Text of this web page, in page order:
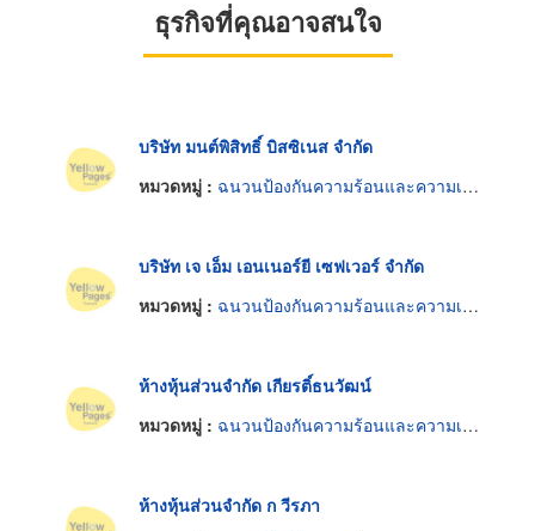
ธุรกิจที่คุณอาจสนใจ
บริษัท มนต์พิสิทธิ์ บิสซิเนส จำกัด
หมวดหมู่ : ฉนวนป้องกันความร้อนและความเย็น
บริษัท เจ เอ็ม เอนเนอร์ยี เซฟเวอร์ จำกัด
หมวดหมู่ : ฉนวนป้องกันความร้อนและความเย็น
ห้างหุ้นส่วนจำกัด เกียรติ์ธนวัฒน์
หมวดหมู่ : ฉนวนป้องกันความร้อนและความเย็น
ห้างหุ้นส่วนจำกัด ก วีรภา